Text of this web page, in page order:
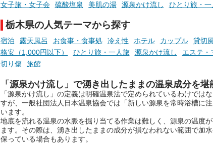
女子旅・女子会
硫酸塩泉 美肌の湯 源泉かけ流し ひとり旅・一
栃木県の人気テーマから探す
宿泊 露天風呂 お食事・食事処 冷え性 ホテル カップル
貸切
格安（1,000円以下）
ひとり旅・一人旅 源泉かけ流し エステ・
切り傷
旅館
「源泉かけ流し」で湧き出したままの温泉成分を堪
「源泉かけ流し」の定義は明確温泉法で定められているわけでは
すが、一般社団法人日本温泉協会では「新しい源泉を常時浴槽に
います。
地底を流れる温泉の水脈を掘り当てる作業は難しく、源泉の温度
ます。その際は、湧き出したままの成分が損なわれない範囲で加
保っている場合もあります。